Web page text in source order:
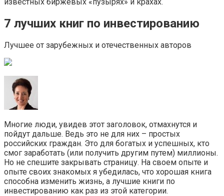
7 лучших книг по инвестированию
Лучшее от зарубежных и отечественных авторов
Многие люди, увидев этот заголовок, отмахнутся и
пойдут дальше. Ведь это не для них – простых
российских граждан. Это для богатых и успешных, кто
смог заработать (или получить другим путем) миллионы.
Но не спешите закрывать страницу. На своем опыте и
опыте своих знакомых я убедилась, что хорошая книга
способна изменить жизнь, а лучшие книги по
инвестированию как раз из этой категории.